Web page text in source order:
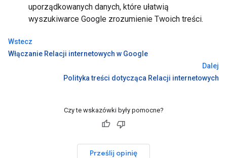
uporządkowanych danych, które ułatwią
wyszukiwarce Google zrozumienie Twoich treści.
Wstecz
Włączanie Relacji internetowych w Google
Dalej
Polityka treści dotycząca Relacji internetowych
Czy te wskazówki były pomocne?
Prześlij opinię